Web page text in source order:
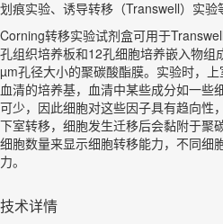
划痕实验、诱导转移（Transwell）实验
Corning转移实验试剂盒可用于
孔组织培养板和12孔细胞培养嵌入物组
µm孔径大小的聚碳酸酯膜。实验时，
血清的培养基，血清中某些成分如一些
可少，因此细胞对这些因子具有趋向性
下室转移，细胞发生迁移后会黏附于聚
细胞数量来显示细胞转移能力，不同细
力。
技术详情